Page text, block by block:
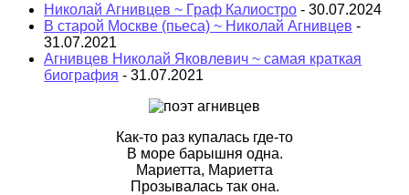
Николай Агнивцев ~ Граф Калиостро - 30.07.2024
В старой Москве (пьеса) ~ Николай Агнивцев -
31.07.2021
Агнивцев Николай Яковлевич ~ самая краткая
биография - 31.07.2021
Как-то раз купалась где-то
В море барышня одна.
Мариетта, Мариетта
Прозывалась так она.